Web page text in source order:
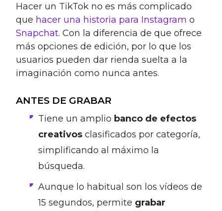
Hacer un TikTok no es más complicado
que hacer una historia para Instagram o
Snapchat. Con la diferencia de que ofrece
más opciones de edición, por lo que los
usuarios pueden dar rienda suelta a la
imaginación como nunca antes.
ANTES DE GRABAR
Tiene un amplio banco de efectos
creativos clasificados por categoría,
simplificando al máximo la
búsqueda.
Aunque lo habitual son los vídeos de
15 segundos, permite grabar